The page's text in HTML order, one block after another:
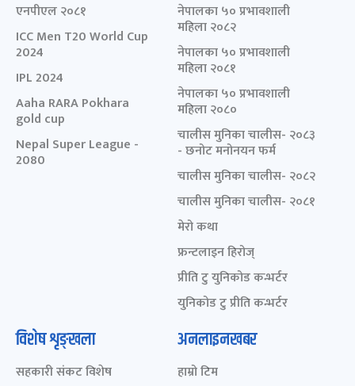
एनपीएल २०८१
ICC Men T20 World Cup
2024
IPL 2024
Aaha RARA Pokhara
gold cup
Nepal Super League -
2080
नेपालका ५० प्रभावशाली
महिला २०८२
नेपालका ५० प्रभावशाली
महिला २०८१
नेपालका ५० प्रभावशाली
महिला २०८०
चालीस मुनिका चालीस- २०८३
- छनोट मनोनयन फर्म
चालीस मुनिका चालीस- २०८२
चालीस मुनिका चालीस- २०८१
मेरो कथा
फ्रन्टलाइन हिरोज्
प्रीति टु युनिकोड कन्भर्टर
युनिकोड टु प्रीति कन्भर्टर
विशेष शृङ्खला
सहकारी संकट विशेष
अनलाइनखबर
हाम्रो टिम